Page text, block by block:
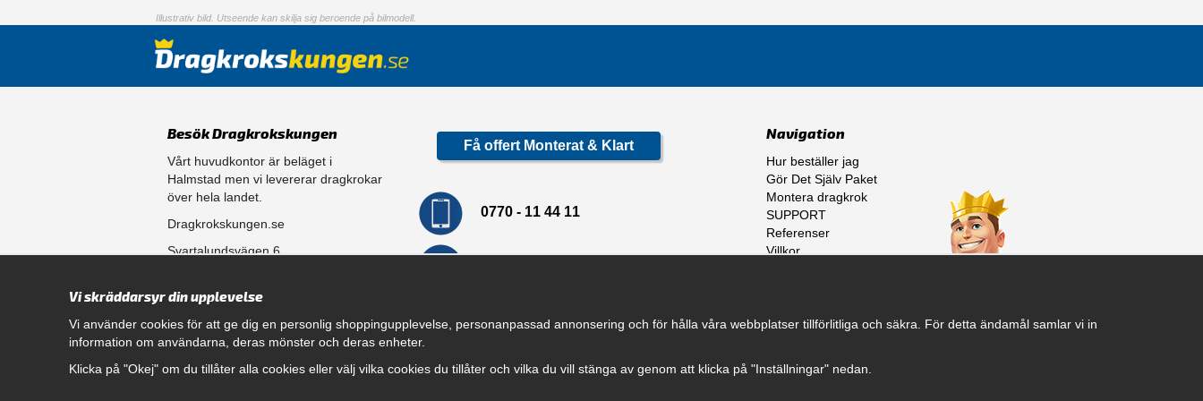
Illustrativ bild. Utseende kan skilja sig beroende på bilmodell.
Besök Dragkrokskungen
Vårt huvudkontor är beläget i
Halmstad men vi levererar dragkrokar
över hela landet.
Dragkrokskungen.se
Svartalundsvägen 6
556861-0256
Öppettider
Få offert Monterat & Klart
0770 - 11 44 11
Navigation
Hur beställer jag
Gör Det Själv Paket
Montera dragkrok
SUPPORT
Referenser
Villkor
Vi skräddarsyr din upplevelse
Vi använder cookies för att ge dig en personlig shoppingupplevelse, personanpassad annonsering och för hålla våra webbplatser tillförlitliga och säkra. För detta ändamål samlar vi in
information om användarna, deras mönster och deras enheter.
Klicka på "Okej" om du tillåter alla cookies eller välj vilka cookies du tillåter och vilka du vill stänga av genom att klicka på "Inställningar" nedan.